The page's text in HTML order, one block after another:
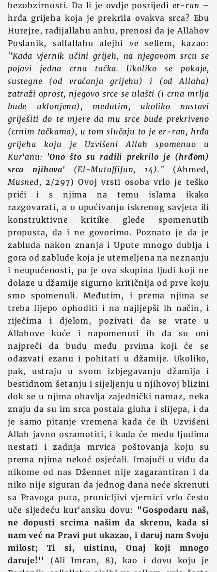
bezobzirnosti. Da li je ovdje posrijedi er-ran –
hrđa grijeha koja je prekrila ovakva srca? Ebu
Hurejre, radijallahu anhu, prenosi da je Allahov
Poslanik, sallallahu alejhi ve sellem, kazao:
''Kada vjernik učini grijeh, na njegovom srcu se
pojavi jedna crna tačka. Ukoliko se pokaje,
sustegne (od vraćanja grijehu) i (od Allaha)
zatraži oprost, njegovo srce se ulašti (i crna mrlja
bude uklonjena), međutim, ukoliko nastavi
griješiti do te mjere da mu srce bude prekriveno
(crnim tačkama), u tom slučaju to je er-ran, hrđa
grijeha koju je Uzvišeni Allah spomenuo u
Kur'anu: 'Ono što su radili prekrilo je (hrđom)
srca njihova'(El-Mutaffifun, 14).'' (Ahmed,
Musned, 2/297) Ovoj vrsti osoba vrlo je teško
prići i s njima na temu islama ikako
razgovarati, a o upućivanju iskrenog savjeta ili
konstruktivne kritike glede spomenutih
propusta, da i ne govorimo. Poznato je da je
zabluda nakon znanja i Upute mnogo dublja i
gora od zablude koja je utemeljena na neznanju
i neupućenosti, pa je ova skupina ljudi koji ne
dolaze u džamije sigurno kritičnija od prve koju
smo spomenuli. Međutim, i prema njima se
treba lijepo ophoditi i na najljepši ih način, i
riječima i djelom, pozivati da se vrate u
Allahove kuće i napomenuti ih da su oni
najpreči da budu među prvima koji će se
odazvati ezanu i pohitati u džamije. Ukoliko,
pak, ustraju u svom izbjegavanju džamija i
bestidnom šetanju i sijeljenju u njihovoj blizini
dok se u njima obavlja zajednički namaz, neka
znaju da su im srca postala gluha i slijepa, i da
je samo pitanje vremena kada će ih Uzvišeni
Allah javno osramotiti, i kada će među ljudima
nestati i zadnja mrvica poštovanja koju su
prema njima nekoć osjećali. Imajući u vidu da
nikome od nas Džennet nije zagarantiran i da
niko nije siguran da jednog dana neće skrenuti
sa Pravoga puta, pronicljivi vjernici vrlo često
uče sljedeću kur'ansku dovu: "Gospodaru naš,
ne dopusti srcima našim da skrenu, kada si
nam već na Pravi put ukazao, i daruj nam Svoju
milost; Ti si, uistinu, Onaj koji mnogo
daruje!''
(Ali Imran, 8), kao i dovu koju je